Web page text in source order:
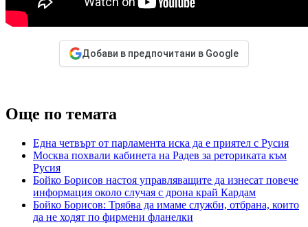
Добави в предпочитани в Google
Още по темата
Една четвърт от парламента иска да е приятел с Русия
Москва похвали кабинета на Радев за реториката към
Русия
Бойко Борисов настоя управляващите да изнесат повече
информация около случая с дрона край Кардам
Бойко Борисов: Трябва да имаме служби, отбрана, които
да не ходят по фирмени фланелки